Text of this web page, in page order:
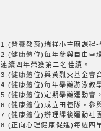
1.(營養教育)瑞祥小主廚課程-
2.(健康體位)每年參與自由車
連續四年榮獲第二名佳績。
3.(健康體位)與黃烈火基金會
4.(健康體位)每年舉辦游泳教
5.(健康體位)定期舉辦運動會
6.(健康體位)成立田徑隊，參
7.(健康體位)辦理課後運動社
8.(正向心理健康促進)每週四